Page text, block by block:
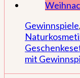
Gewinnspiele,
mit